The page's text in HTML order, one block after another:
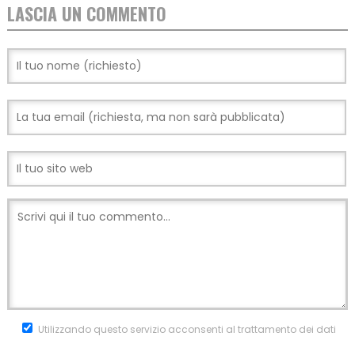
LASCIA UN COMMENTO
Utilizzando questo servizio acconsenti al trattamento dei dati